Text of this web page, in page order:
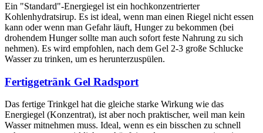
Ein "Standard"-Energiegel ist ein hochkonzentrierter
Kohlenhydratsirup. Es ist ideal, wenn man einen Riegel nicht essen
kann oder wenn man Gefahr läuft, Hunger zu bekommen (bei
drohendem Hunger sollte man auch sofort feste Nahrung zu sich
nehmen). Es wird empfohlen, nach dem Gel 2-3 große Schlucke
Wasser zu trinken, um es herunterzuspülen.
Fertiggetränk Gel Radsport
Das fertige Trinkgel hat die gleiche starke Wirkung wie das
Energiegel (Konzentrat), ist aber noch praktischer, weil man kein
Wasser mitnehmen muss. Ideal, wenn es ein bisschen zu schnell